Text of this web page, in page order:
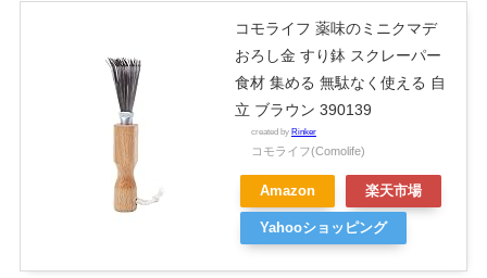
コモライフ 薬味のミニクマデ
おろし金 すり鉢 スクレーパー
食材 集める 無駄なく使える 自
立 ブラウン 390139
created by Rinker
コモライフ(Comolife)
Amazon 楽天市場
Yahooショッピング